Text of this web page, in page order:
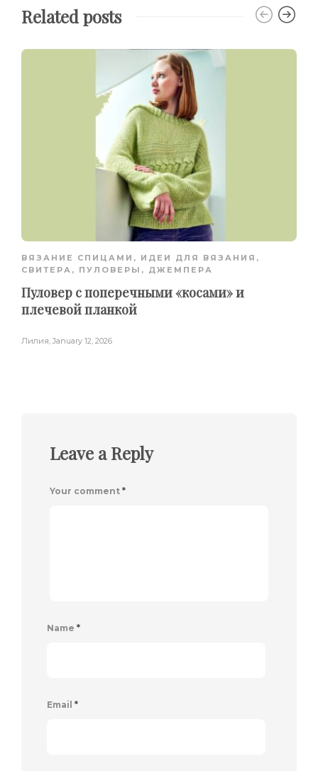
Related posts
ВЯЗАНИЕ СПИЦАМИ , ИДЕИ ДЛЯ ВЯЗАНИЯ ,
СВИТЕРА, ПУЛОВЕРЫ, ДЖЕМПЕРА
Пуловер с поперечными «косами» и
плечевой планкой
Лилия, January 12, 2026
Leave a Reply
Your comment *
Name *
Email *